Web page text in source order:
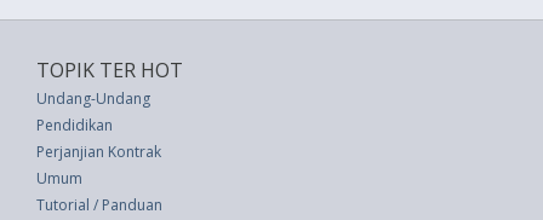
TOPIK TER HOT
Undang-Undang
Pendidikan
Perjanjian Kontrak
Umum
Tutorial / Panduan